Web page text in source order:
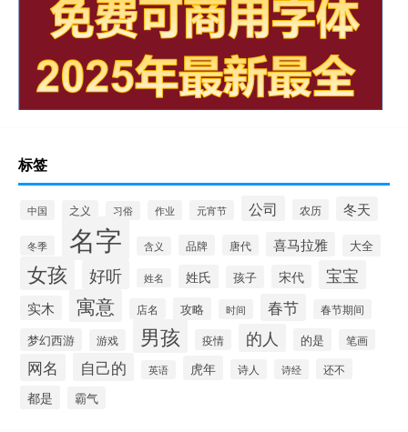
标签
中国 之义 习俗 作业 元宵节 公司 农历 冬天
冬季 名字 含义 品牌 唐代 喜马拉雅 大全
女孩 好听 姓名 姓氏 孩子 宋代 宝宝
实木 寓意 店名 攻略 时间 春节 春节期间
梦幻西游 游戏 男孩 疫情 的人 的是 笔画
网名 自己的 英语 虎年 诗人 诗经 还不
都是 霸气